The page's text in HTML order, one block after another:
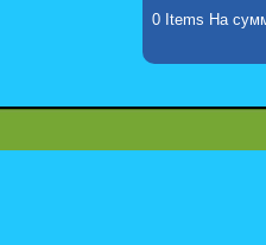
0 Items На